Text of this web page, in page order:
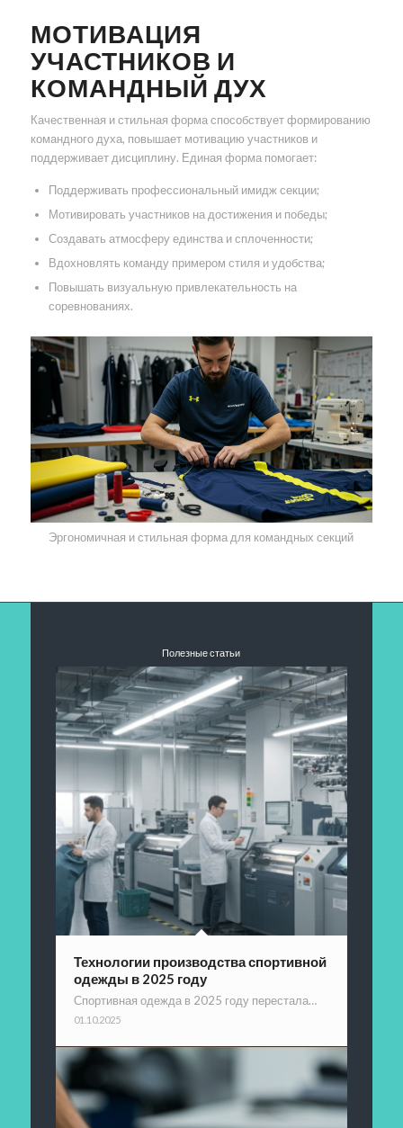
МОТИВАЦИЯ
УЧАСТНИКОВ И
КОМАНДНЫЙ ДУХ
Качественная и стильная форма способствует формированию
командного духа, повышает мотивацию участников и
поддерживает дисциплину. Единая форма помогает:
Поддерживать профессиональный имидж секции;
Мотивировать участников на достижения и победы;
Создавать атмосферу единства и сплоченности;
Вдохновлять команду примером стиля и удобства;
Повышать визуальную привлекательность на
соревнованиях.
Эргономичная и стильная форма для командных секций
Полезные статьи
Технологии производства спортивной
одежды в 2025 году
Спортивная одежда в 2025 году перестала…
01.10.2025